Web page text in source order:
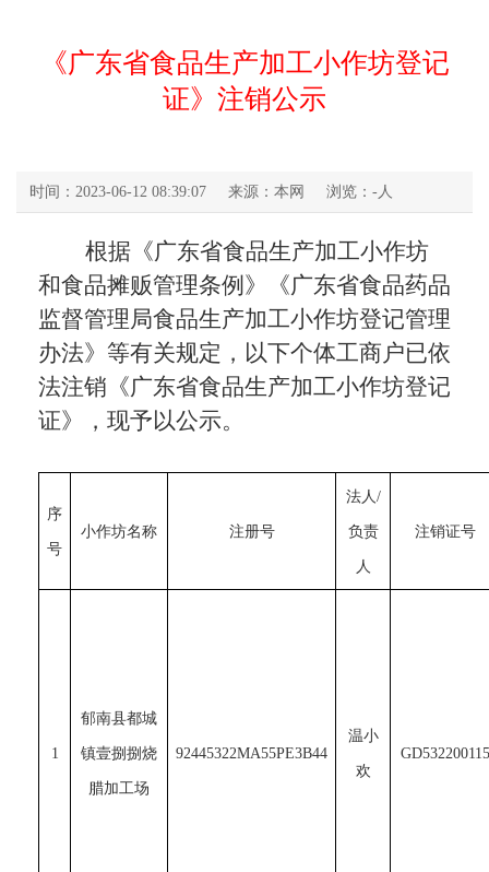
《广东省食品生产加工小作坊登记
证》注销公示
时间：2023-06-12 08:39:07 来源：本网 浏览： - 人
根据《广东省食品生产加工小作坊
和食品摊贩管理条例》《广东省食品药品
监督管理局食品生产加工小作坊登记管理
办法》等有关规定，以下个体工商户已依
法注销《广东省食品生产加工小作坊登记
证》，现予以公示。
序
号
小作坊名称 注册号
法人/
负责
人
注销证号
1
郁南县都城
镇壹捌捌烧
腊加工场
92445322MA55PE3B44
温小
欢
GD532200115